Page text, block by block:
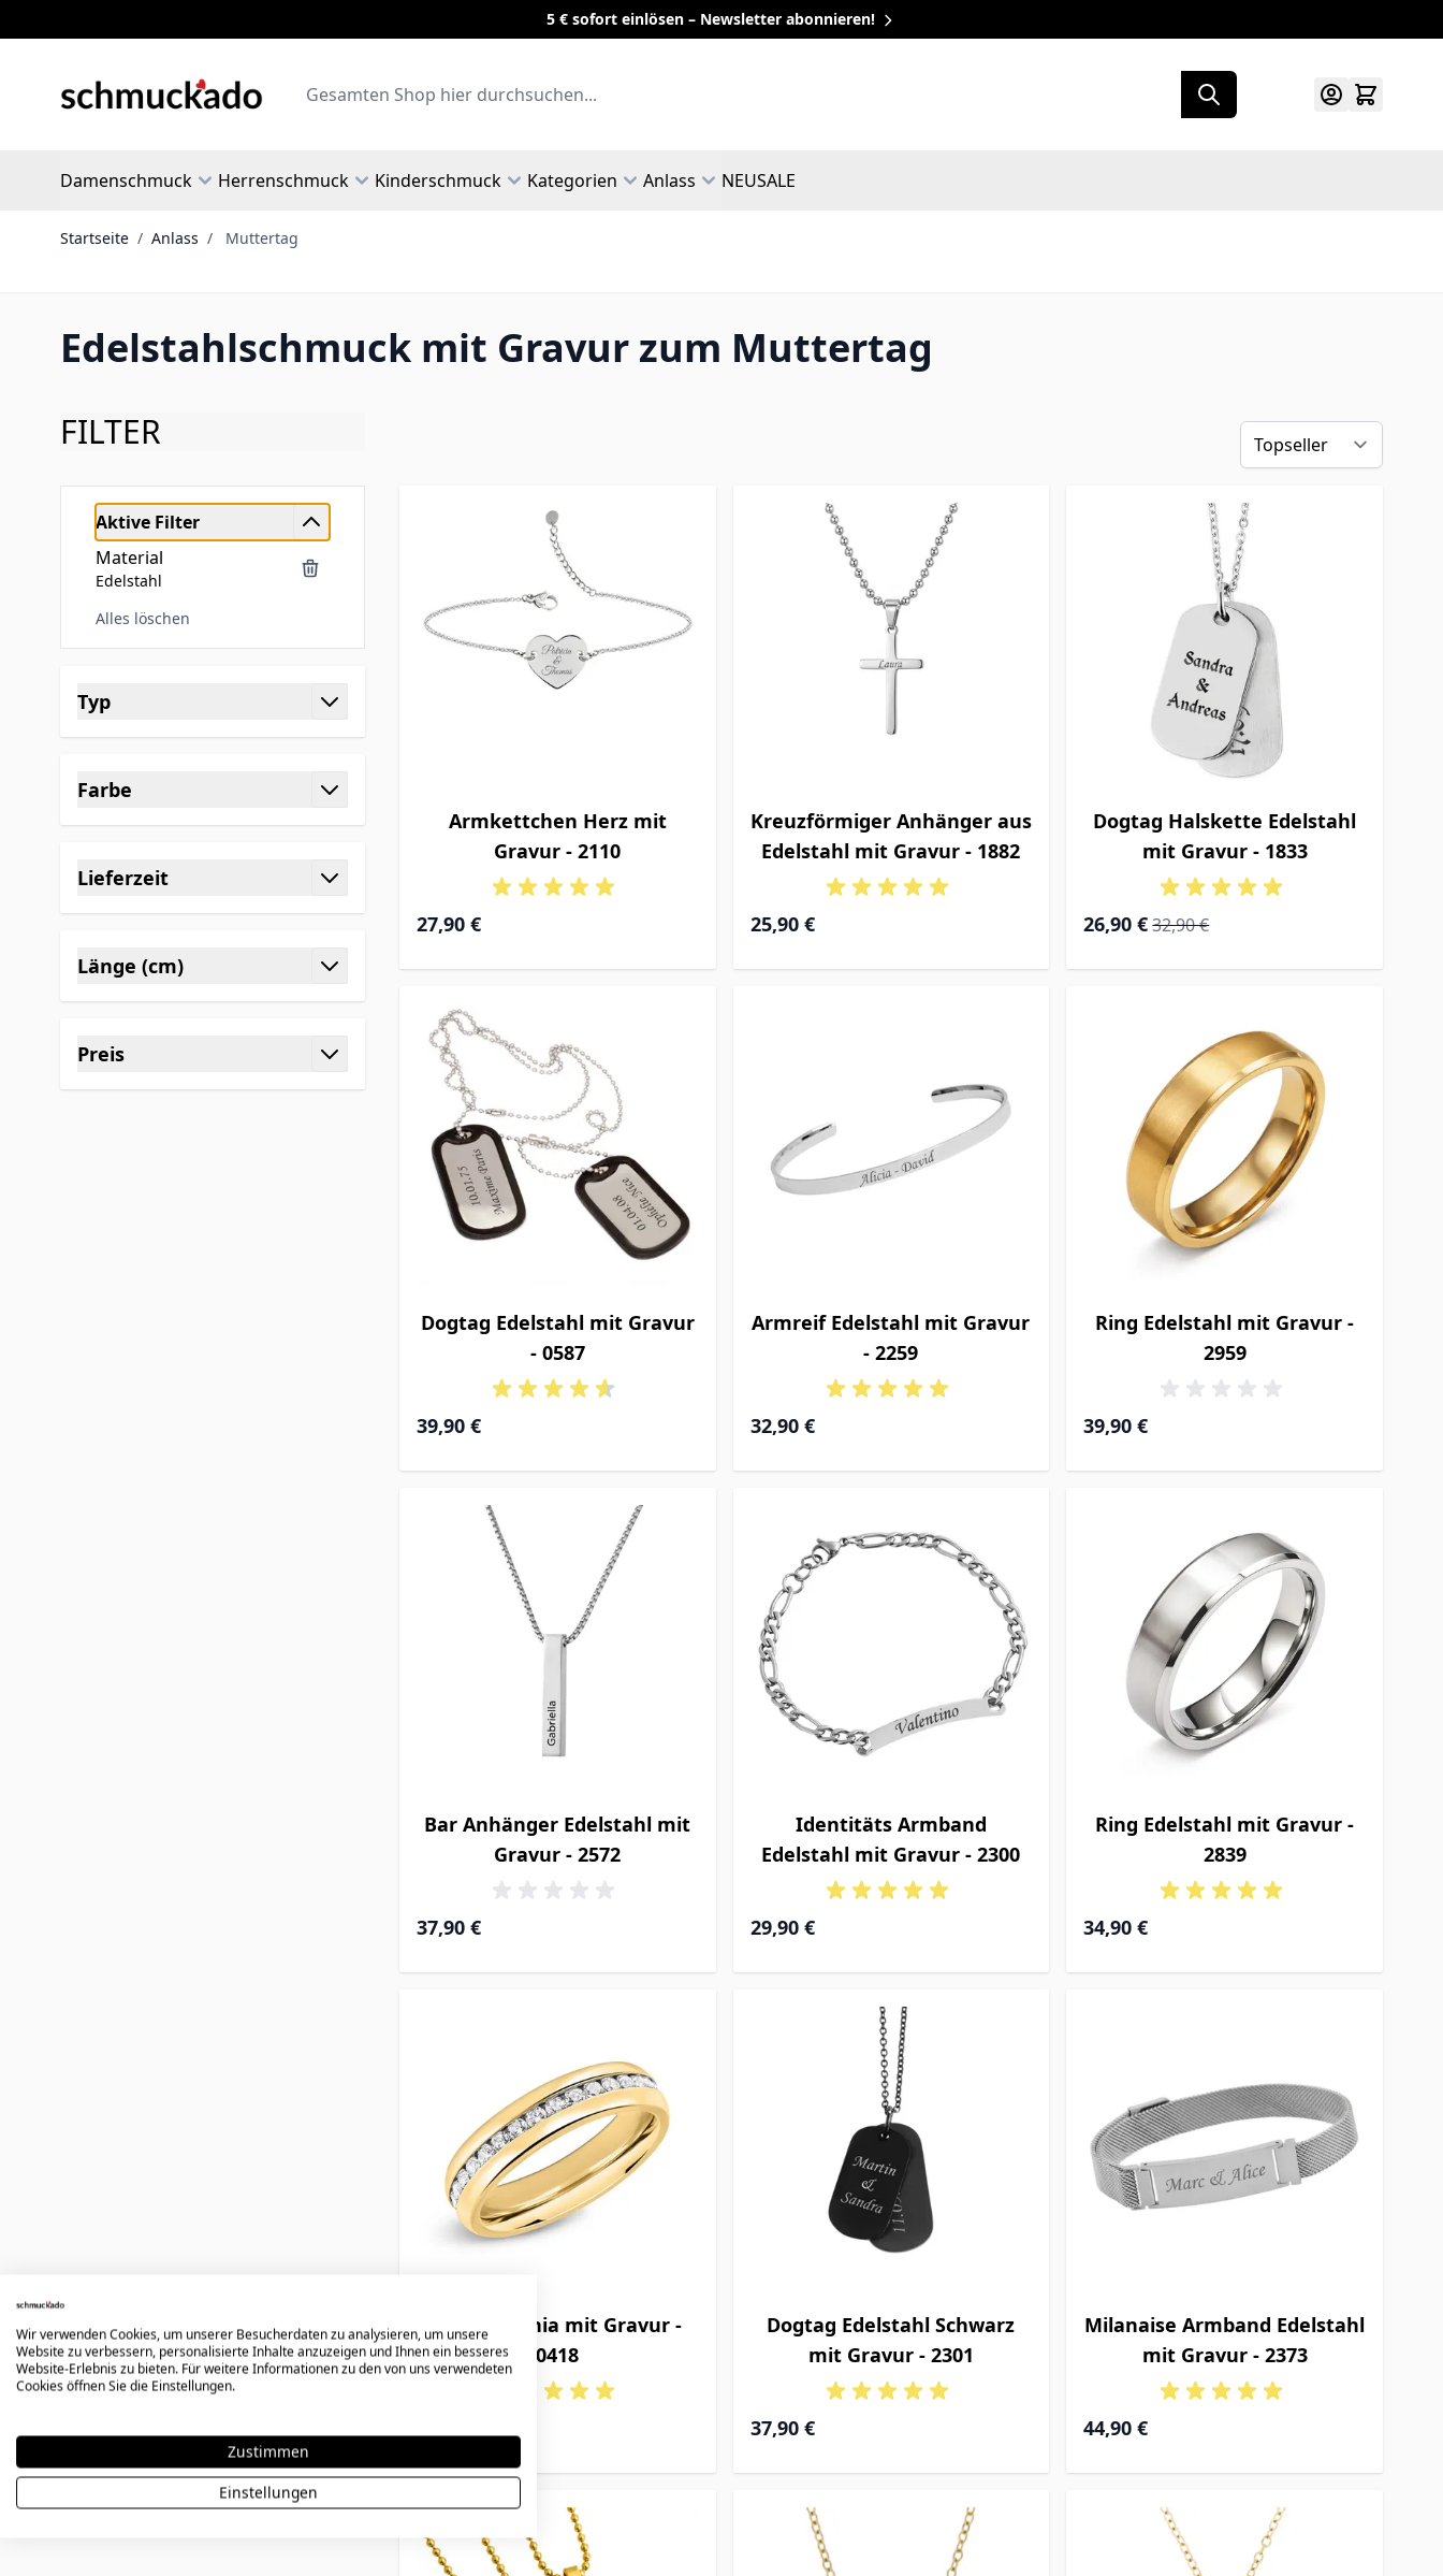
5 € sofort einlösen – Newsletter abonnieren!
Search
Damenschmuck Herrenschmuck Kinderschmuck Kategorien Anlass NEUSALE
Startseite / Anlass / Muttertag
Edelstahlschmuck mit Gravur zum Muttertag
FILTER
Aktive Filter
Material
Edelstahl
Alles löschen
Typ
Farbe
Lieferzeit
Länge (cm)
Preis
Armkettchen Herz mit
Gravur - 2110
27,90 €
Kreuzförmiger Anhänger aus
Edelstahl mit Gravur - 1882
25,90 €
Dogtag Halskette Edelstahl
mit Gravur - 1833
Special Price
26,90 € Regular Price
32,90 €
Dogtag Edelstahl mit Gravur
- 0587
39,90 €
Armreif Edelstahl mit Gravur
- 2259
32,90 €
Ring Edelstahl mit Gravur -
2959
39,90 €
Bar Anhänger Edelstahl mit
Gravur - 2572
37,90 €
Identitäts Armband
Edelstahl mit Gravur - 2300
29,90 €
Ring Edelstahl mit Gravur -
2839
34,90 €
Ring Zirkonia mit Gravur -
0418
Dogtag Edelstahl Schwarz
mit Gravur - 2301
37,90 €
Milanaise Armband Edelstahl
mit Gravur - 2373
44,90 €
Wir verwenden Cookies, um unserer Besucherdaten zu analysieren, um unsere
Website zu verbessern, personalisierte Inhalte anzuzeigen und Ihnen ein besseres
Website-Erlebnis zu bieten. Für weitere Informationen zu den von uns verwendeten
Cookies öffnen Sie die Einstellungen.
Zustimmen
Einstellungen